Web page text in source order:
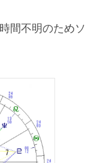
間不明のためソ